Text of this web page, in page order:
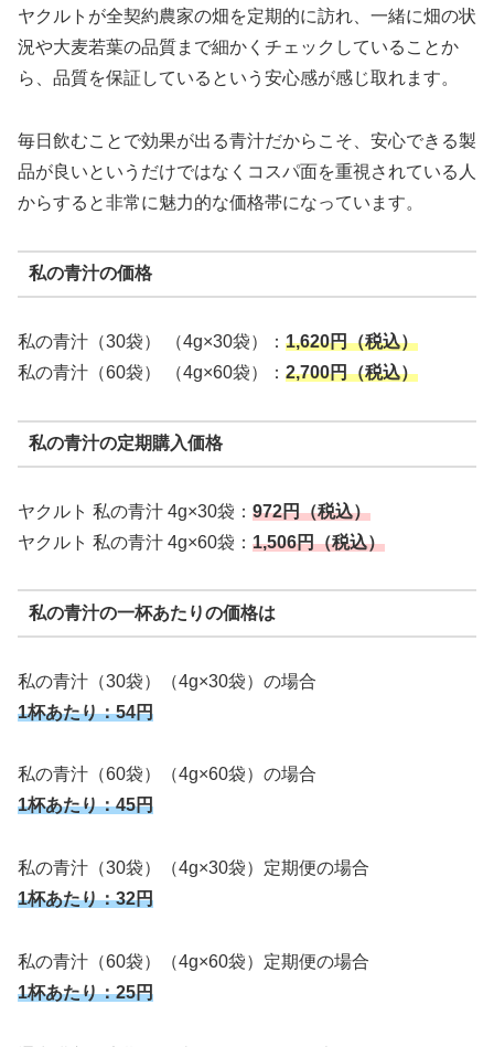
ヤクルトが全契約農家の畑を定期的に訪れ、一緒に畑の状
況や大麦若葉の品質まで細かくチェックしていることか
ら、品質を保証しているという安心感が感じ取れます。
毎日飲むことで効果が出る青汁だからこそ、安心できる製
品が良いというだけではなくコスパ面を重視されている人
からすると非常に魅力的な価格帯になっています。
私の青汁の価格
私の青汁（30袋） （4g×30袋）： 1,620円（税込）
私の青汁（60袋） （4g×60袋）： 2,700円（税込）
私の青汁の定期購入価格
ヤクルト 私の青汁 4g×30袋： 972円（税込）
ヤクルト 私の青汁 4g×60袋： 1,506円（税込）
私の青汁の一杯あたりの価格は
私の青汁（30袋）（4g×30袋）の場合
1杯あたり：54円
私の青汁（60袋）（4g×60袋）の場合
1杯あたり：45円
私の青汁（30袋）（4g×30袋）定期便の場合
1杯あたり：32円
私の青汁（60袋）（4g×60袋）定期便の場合
1杯あたり：25円